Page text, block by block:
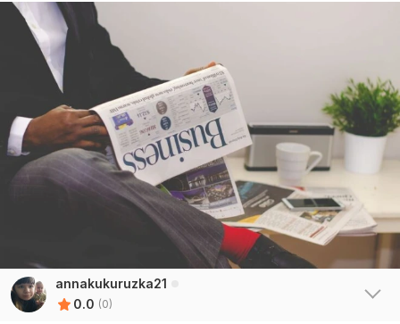
annakukuruzka21
0.0 (0)